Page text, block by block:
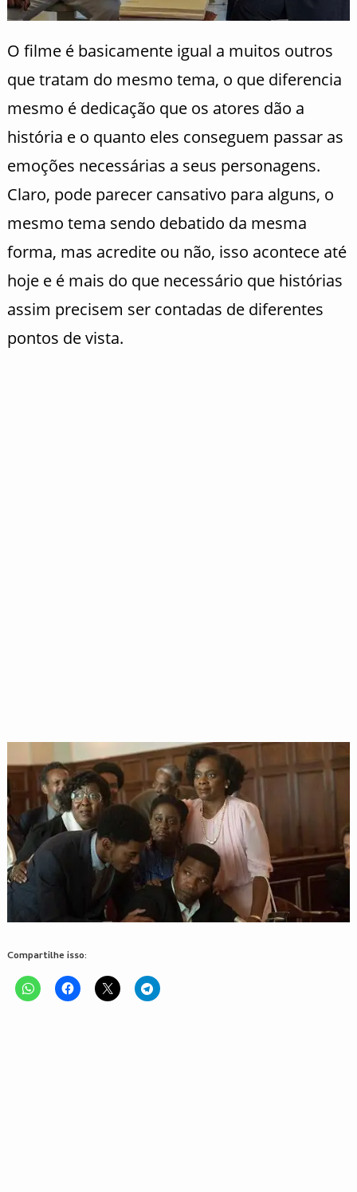
O filme é basicamente igual a muitos outros
que tratam do mesmo tema, o que diferencia
mesmo é dedicação que os atores dão a
história e o quanto eles conseguem passar as
emoções necessárias a seus personagens.
Claro, pode parecer cansativo para alguns, o
mesmo tema sendo debatido da mesma
forma, mas acredite ou não, isso acontece até
hoje e é mais do que necessário que histórias
assim precisem ser contadas de diferentes
pontos de vista.
Compartilhe isso: